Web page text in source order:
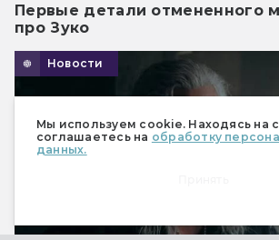
Мы используем cookie. Находясь на
соглашаетесь на обработку
данных.
Первые детали отмененного
про Зуко
Новости